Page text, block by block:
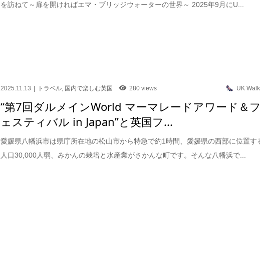
を訪ねて～扉を開ければエマ・ブリッジウォーターの世界～ 2025年9月にU...
2025.11.13 トラベル 国内で楽しむ英国 280 views UK
“第7回ダルメインWorld マーマレードアワード＆フ
ェスティバル in Japan”と英国フ...
愛媛県八幡浜市は県庁所在地の松山市から特急で約1時間、愛媛県の西部に位置す
人口30,000人弱、みかんの栽培と水産業がさかんな町です。そんな八幡浜で...